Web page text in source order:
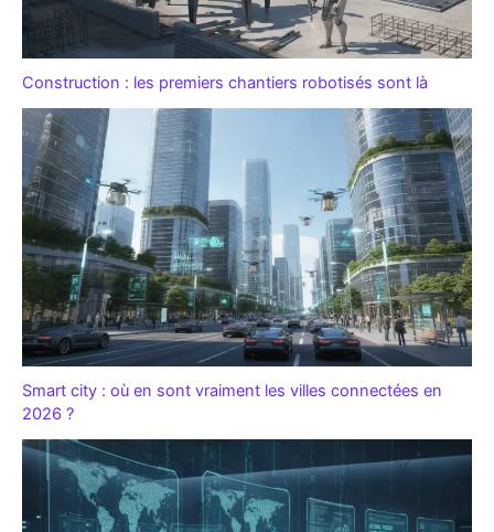
Construction : les premiers chantiers robotisés sont là
Smart city : où en sont vraiment les villes connectées en
2026 ?